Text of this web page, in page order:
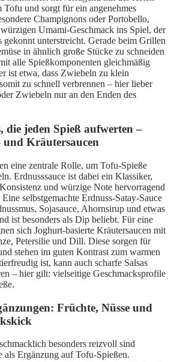
und sorgt für ein angenehmes
Champignons oder Portobello,
Umami-Geschmack ins Spiel, der
gekonnt unterstreicht. Gerade beim Grillen
in ähnlich große Stücke zu schneiden
alle Spießkomponenten gleichmäßig
ist etwa, dass Zwiebeln zu klein
zu schnell verbrennen – hier lieber
Zwiebeln nur an den Enden des
die jeden Spieß aufwerten –
Kräutersaucen
eine zentrale Rolle, um Tofu-Spieße
Erdnusssauce ist dabei ein Klassiker,
und würzige Note hervorragend
selbstgemachte Erdnuss-Satay-Sauce
Sojasauce, Ahornsirup und etwas
ist besonders als Dip beliebt. Für eine
sich Joghurt-basierte Kräutersaucen mit
Petersilie und Dill. Diese sorgen für
stehen im guten Kontrast zum warmen
ist, kann auch scharfe Salsas
– hier gilt: vielseitige Geschmacksprofile
Früchte, Nüsse und
besonders reizvoll sind
als Ergänzung auf Tofu-Spießen.